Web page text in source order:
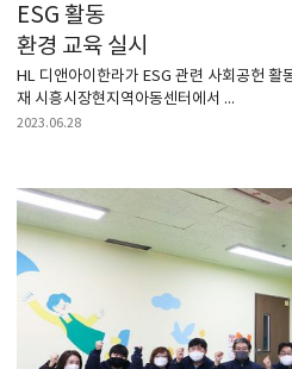
ESG 활동
환경 교육 실시
HL 디앤아이한라가 ESG 관련 사회공헌 활
재 시흥시장현지역아동센터에서 ...
2023.06.28